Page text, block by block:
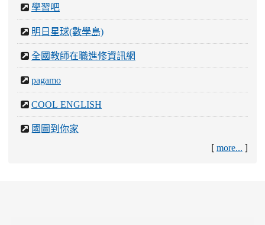
學習吧
明日星球(數學島)
全國教師在職進修資訊網
pagamo
COOL ENGLISH
國圖到你家
[ more... ]